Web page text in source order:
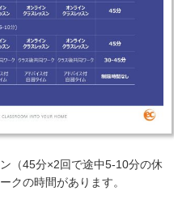
（45分×2回で途中5-10分の休
クの時間があります。